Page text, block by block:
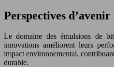
Perspectives
Le domaine des émulsions de
innovations améliorent leurs
impact environnemental,
durable.